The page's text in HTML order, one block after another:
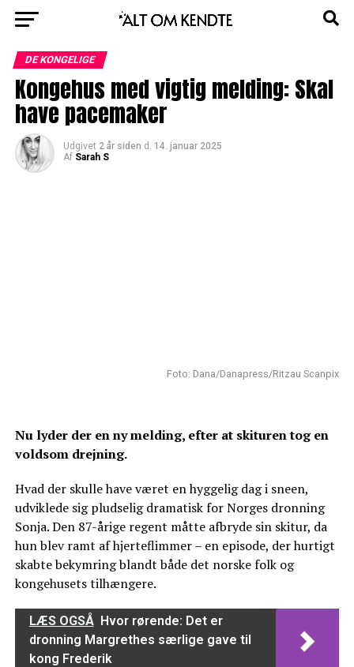
DE KONGELIGE
Kongehus med vigtig melding: Skal
have pacemaker
Udgivet 2 år siden d. 14. januar 2025
Af Sarah S
Foto: Dana/Danapress/Ritzau Scanpix
Nu lyder der en ny melding, efter at skituren tog en
voldsom drejning.
Hvad der skulle have været en hyggelig dag i sneen,
udviklede sig pludselig dramatisk for Norges dronning
Sonja. Den 87-årige regent måtte afbryde sin skitur, da
hun blev ramt af hjerteflimmer – en episode, der hurtigt
skabte bekymring blandt både det norske folk og
kongehusets tilhængere.
LÆS OGSÅ Hvor rørende: Det er
dronning Margrethes særlige gave til
kong Frederik